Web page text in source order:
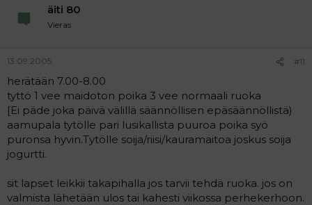
äiti 80
Vieras
13.09.2005 #11
herätään 7.00-8.00
tyttö 1 vee maidoton poika 3 vee normaali ruoka
[Ei päde joka päivä välillä säännöllisen epäsäännöllistä)
aamupala tytölle pari lusikallista puuroa poika syö
puronsa hyvin.Tytölle soija/riisi/kauramaitoa joskus soija
jogurtti.
sit lapset leikkii takapihalla jos tarvii tehdä ruoka. jos on
valmista lähetään ulos tai kahesti viikossa perhekerhoon.